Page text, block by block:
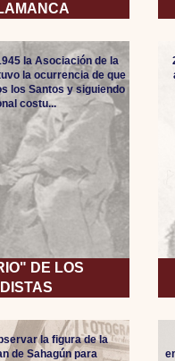
DE LOS
la Asociación de la
la ocurrencia de que
los Santos y siguiendo
costu...
la figura de la
de Sahagún para